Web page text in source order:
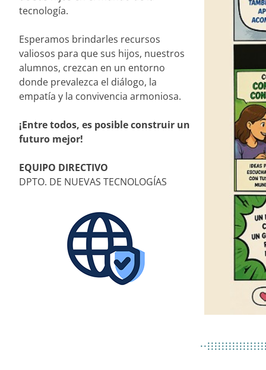
tecnología.
Esperamos brindarles recursos
valiosos para que sus hijos, nuestros
alumnos, crezcan en un entorno
donde prevalezca el diálogo, la
empatía y la convivencia armoniosa.
¡Entre todos, es posible construir un
futuro mejor!
EQUIPO DIRECTIVO
DPTO. DE NUEVAS TECNOLOGÍAS